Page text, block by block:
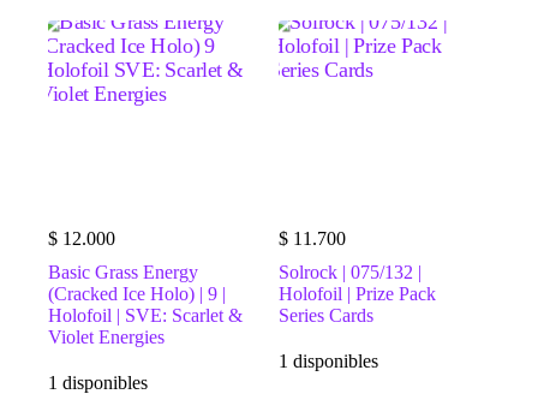
$ 12.000
Basic Grass Energy
(Cracked Ice Holo) | 9 |
Holofoil | SVE: Scarlet &
Violet Energies
1 disponibles
$ 11.700
Solrock | 075/132 |
Holofoil | Prize Pack
Series Cards
1 disponibles